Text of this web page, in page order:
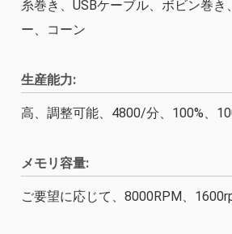
糸巻き、USBケーブル、ボビン巻き
ー、コーン
生産能力:
高、調整可能、4800/分、100%、
メモリ容量:
ご要望に応じて、8000RPM、